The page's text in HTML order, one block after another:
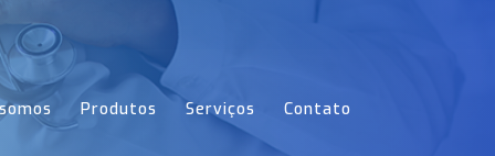
Produtos Serviços Contato